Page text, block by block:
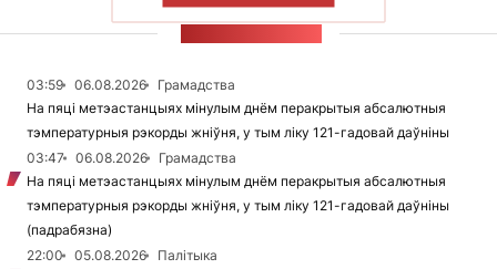
03:59 06.08.2026
Грамадства
На пяці метэастанцыях мінулым днём перакрытыя абсалютныя
тэмпературныя рэкорды жніўня, у тым ліку 121-гадовай даўніны
03:47
06.08.2026
Грамадства
На пяці метэастанцыях мінулым днём перакрытыя абсалютныя
тэмпературныя рэкорды жніўня, у тым ліку 121-гадовай даўніны
(падрабязна)
22:00
05.08.2026
Палітыка